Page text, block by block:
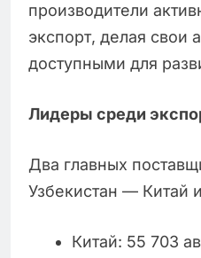
производители
экспорт, делая свои
доступными для
Лидеры среди
Два главных
Узбекистан — Китай
Китай: 55 703